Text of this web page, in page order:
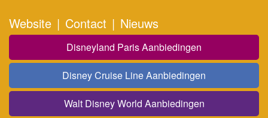
Website | Contact | Nieuws
Disneyland Paris Aanbiedingen
Disney Cruise Line Aanbiedingen
Walt Disney World Aanbiedingen